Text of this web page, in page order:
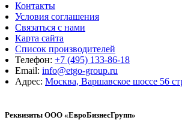
Контакты
Условия соглашения
Связаться с нами
Карта сайта
Список производителей
Телефон: +7 (495) 133-86-18
Email: info@etgo-group.ru
Адрес: Москва, Варшавское шоссе 56
Реквизиты ООО «ЕвроБизнесГрупп»